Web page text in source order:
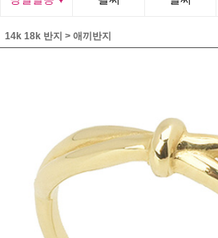
14k 18k 반지 > 애끼반지